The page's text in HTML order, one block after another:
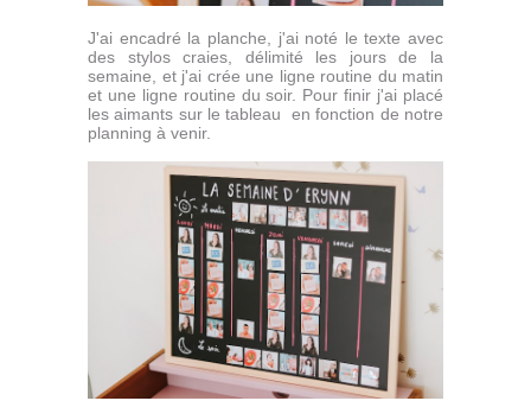
J'ai encadré la planche, j'ai noté le texte avec
des stylos craies, délimité les jours de la
semaine, et j'ai crée une ligne routine du matin
et une ligne routine du soir. Pour finir j'ai placé
les aimants sur le tableau en fonction de notre
planning à venir.